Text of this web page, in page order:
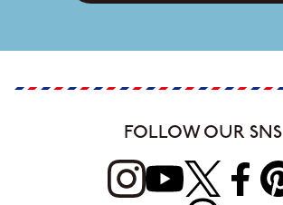
FOLLOW OUR SNS